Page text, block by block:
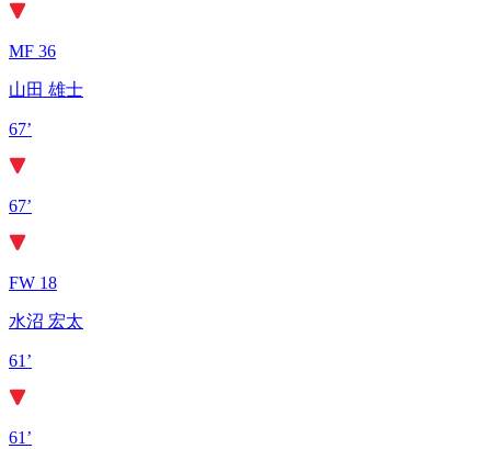
MF 36
山田 雄士
67’
67’
FW 18
水沼 宏太
61’
61’